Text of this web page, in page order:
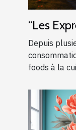
“Les
Depuis
foods à la